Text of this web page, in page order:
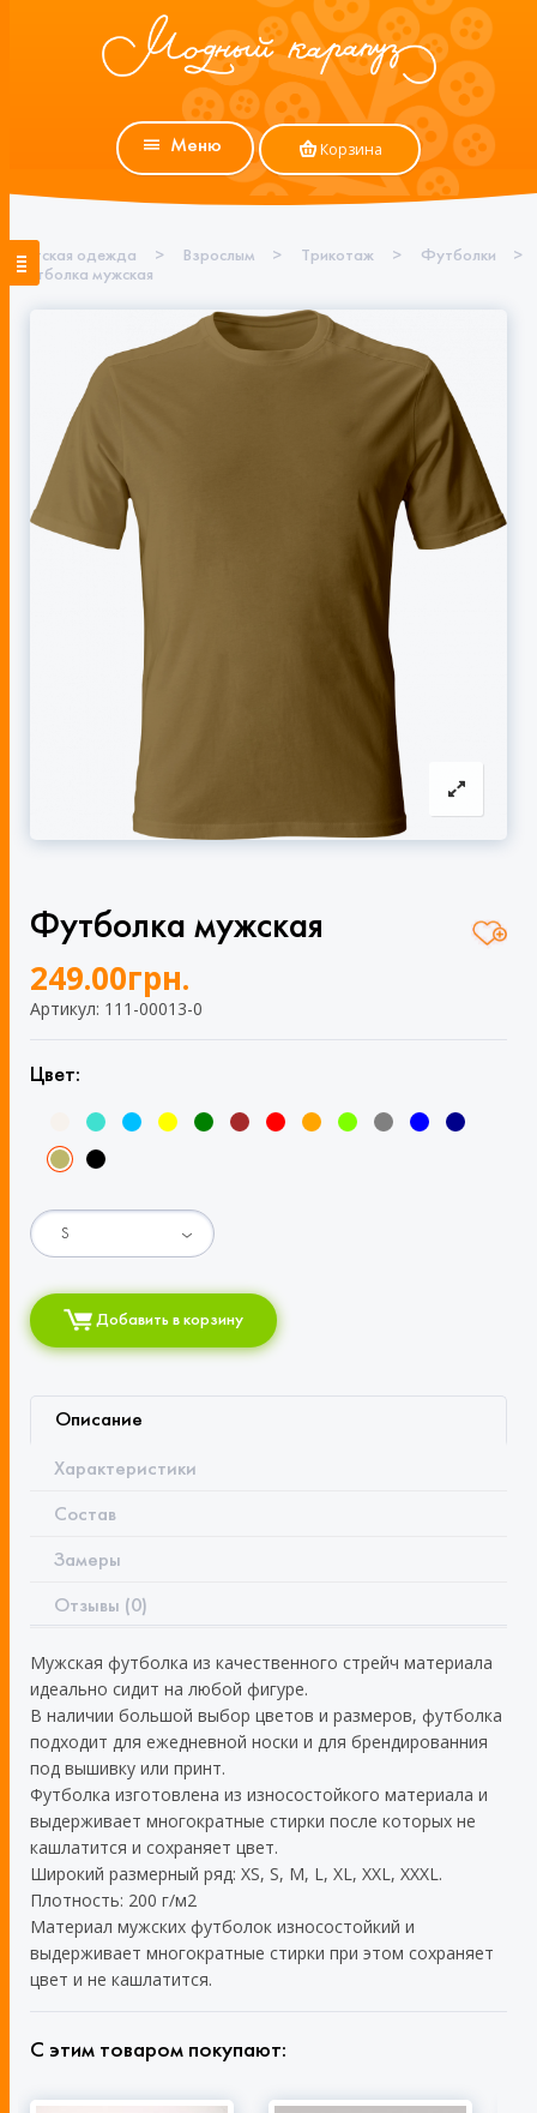
Меню Корзина
Детская одежда > Взрослым > Трикотаж > Футболки
>
Футболка мужская
Футболка мужская
249.00грн.
Артикул: 111-00013-0
Цвет:
Добавить в корзину
Описание
Характеристики
Состав
Замеры
Отзывы (0)
Мужская футболка из качественного стрейч материала
идеально сидит на любой фигуре.
В наличии большой выбор цветов и размеров, футболка
подходит для ежедневной носки и для брендированния
под вышивку или принт.
Футболка изготовлена из износостойкого материала и
выдерживает многократные стирки после которых не
кашлатится и сохраняет цвет.
Широкий размерный ряд: XS, S, M, L, XL, XXL, XXXL.
Плотность: 200 г/м2
Материал мужских футболок износостойкий и
выдерживает многократные стирки при этом сохраняет
цвет и не кашлатится.
С этим товаром покупают: